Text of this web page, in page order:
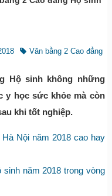
Văn bằng 2 Cao đẳng
Hộ sinh không những
y học sức khỏe mà còn
khi tốt nghiệp.
Nội năm 2018 cao hay
năm 2018 trong vòng